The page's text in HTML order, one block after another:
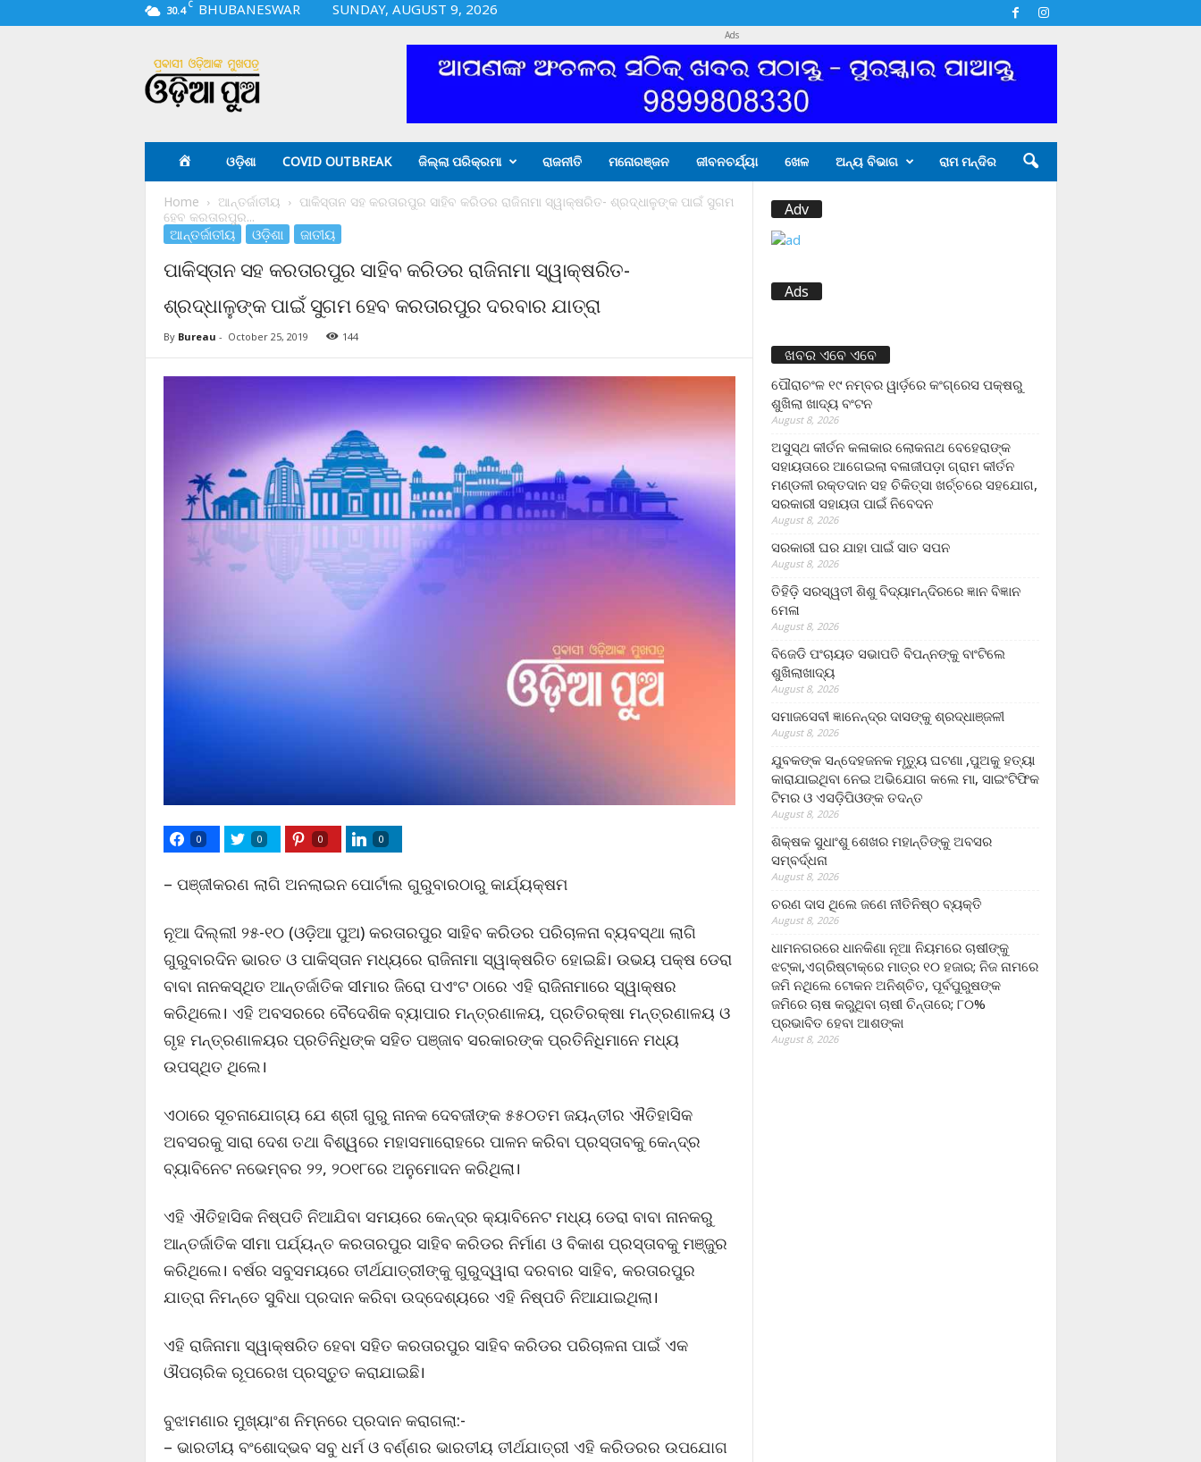
30.4 C BHUBANESWAR
SUNDAY, AUGUST 9, 2026
i
a
Ads
ଓଡ଼ିଶା COVID OUTBREAK ଜିଲ୍ଲା ପରିକ୍ରମା ରାଜନୀତି ମନୋରଞ୍ଜନ ଜୀବନଚର୍ଯ୍ୟା ଖେଳ ଅନ୍ୟ ବିଭାଗ ରାମ ମନ୍ଦିର
Home ଆନ୍ତର୍ଜାତୀୟ
ପାକିସ୍ତାନ ସହ କରତାରପୁର ସାହିବ କରିଡର ରାଜିନାମା ସ୍ୱାକ୍ଷରିତ- ଶ୍ରଦ୍ଧାଳୁଙ୍କ ପାଇଁ ସୁଗମ
ହେବ କରତାରପୁର...
ଆନ୍ତର୍ଜାତୀୟ ଓଡ଼ିଶା ଜାତୀୟ
ପାକିସ୍ତାନ ସହ କରତାରପୁର ସାହିବ କରିଡର ରାଜିନାମା ସ୍ୱାକ୍ଷରିତ-
ଶ୍ରଦ୍ଧାଳୁଙ୍କ ପାଇଁ ସୁଗମ ହେବ କରତାରପୁର ଦରବାର ଯାତ୍ରା
By Bureau - October 25, 2019 144
0 0 0 0
– ପଞ୍ଜୀକରଣ ଲାଗି ଅନଲାଇନ ପୋର୍ଟାଲ ଗୁରୁବାରଠାରୁ କାର୍ଯ୍ୟକ୍ଷମ
ନୂଆ ଦିଲ୍ଲୀ ୨୫-୧୦ (ଓଡ଼ିଆ ପୁଅ) କରତାରପୁର ସାହିବ କରିଡର ପରିଚାଳନା ବ୍ୟବସ୍ଥା ଲାଗି
ଗୁରୁବାରଦିନ ଭାରତ ଓ ପାକିସ୍ତାନ ମଧ୍ୟରେ ରାଜିନାମା ସ୍ୱାକ୍ଷରିତ ହୋଇଛି। ଉଭୟ ପକ୍ଷ ଡେରା
ବାବା ନାନକସ୍ଥିତ ଆନ୍ତର୍ଜାତିକ ସୀମାର ଜିରୋ ପଏଂଟ ଠାରେ ଏହି ରାଜିନାମାରେ ସ୍ୱାକ୍ଷର
କରିଥିଲେ। ଏହି ଅବସରରେ ବୈଦେଶିକ ବ୍ୟାପାର ମନ୍ତ୍ରଣାଳୟ, ପ୍ରତିରକ୍ଷା ମନ୍ତ୍ରଣାଳୟ ଓ
ଗୃହ ମନ୍ତ୍ରଣାଳୟର ପ୍ରତିନିଧିଙ୍କ ସହିତ ପଞ୍ଜାବ ସରକାରଙ୍କ ପ୍ରତିନିଧିମାନେ ମଧ୍ୟ
ଉପସ୍ଥିତ ଥିଲେ।
ଏଠାରେ ସୂଚନାଯୋଗ୍ୟ ଯେ ଶ୍ରୀ ଗୁରୁ ନାନକ ଦେବଜୀଙ୍କ ୫୫୦ତମ ଜୟନ୍ତୀର ଐତିହାସିକ
ଅବସରକୁ ସାରା ଦେଶ ତଥା ବିଶ୍ୱରେ ମହାସମାରୋହରେ ପାଳନ କରିବା ପ୍ରସ୍ତାବକୁ କେନ୍ଦ୍ର
ବ୍ୟାବିନେଟ ନଭେମ୍ବର ୨୨, ୨୦୧୮ରେ ଅନୁମୋଦନ କରିଥିଲା।
ଏହି ଐତିହାସିକ ନିଷ୍ପତି ନିଆଯିବା ସମୟରେ କେନ୍ଦ୍ର କ୍ୟାବିନେଟ ମଧ୍ୟ ଡେରା ବାବା ନାନକରୁ
ଆନ୍ତର୍ଜାତିକ ସୀମା ପର୍ଯ୍ୟନ୍ତ କରତାରପୁର ସାହିବ କରିଡର ନିର୍ମାଣ ଓ ବିକାଶ ପ୍ରସ୍ତାବକୁ ମଞ୍ଜୁର
କରିଥିଲେ। ବର୍ଷର ସବୁସମୟରେ ତୀର୍ଥଯାତ୍ରୀଙ୍କୁ ଗୁରୁଦ୍ୱାରା ଦରବାର ସାହିବ, କରତାରପୁର
ଯାତ୍ରା ନିମନ୍ତେ ସୁବିଧା ପ୍ରଦାନ କରିବା ଉଦ୍ଦେଶ୍ୟରେ ଏହି ନିଷ୍ପତି ନିଆଯାଇଥିଲା।
ଏହି ରାଜିନାମା ସ୍ୱାକ୍ଷରିତ ହେବା ସହିତ କରତାରପୁର ସାହିବ କରିଡର ପରିଚାଳନା ପାଇଁ ଏକ
ଔପଚାରିକ ରୂପରେଖ ପ୍ରସ୍ତୁତ କରାଯାଇଛି।
ବୁଝାମଣାର ମୁଖ୍ୟାଂଶ ନିମ୍ନରେ ପ୍ରଦାନ କରାଗଲା:-
– ଭାରତୀୟ ବଂଶୋଦ୍ଭବ ସବୁ ଧର୍ମ ଓ ବର୍ଣ୍ଣର ଭାରତୀୟ ତୀର୍ଥଯାତ୍ରୀ ଏହି କରିଡରର ଉପଯୋଗ
Adv
Ads
ଖବର ଏବେ ଏବେ
ପୌରାଚଂଳ ୧୯ ନମ୍ବର ୱାର୍ଡ଼ରେ କଂଗ୍ରେସ ପକ୍ଷରୁ
ଶୁଖିଲା ଖାଦ୍ୟ ବଂଟନ
August 8, 2026
ଅସୁସ୍ଥ କୀର୍ତନ କଳାକାର ଲୋକନାଥ ବେହେରାଙ୍କ
ସହାୟତାରେ ଆଗେଇଲା ବଳାଜୀପଡ଼ା ଗ୍ରାମ କୀର୍ତନ
ମଣ୍ଡଳୀ ରକ୍ତଦାନ ସହ ଚିକିତ୍ସା ଖର୍ଚ୍ଚରେ ସହଯୋଗ,
ସରକାରୀ ସହାୟତା ପାଇଁ ନିବେଦନ
August 8, 2026
ସରକାରୀ ଘର ଯାହା ପାଇଁ ସାତ ସପନ
August 8, 2026
ତିହିଡି଼ ସରସ୍ୱତୀ ଶିଶୁ ବିଦ୍ୟାମନ୍ଦିରରେ ଜ୍ଞାନ ବିଜ୍ଞାନ
ମେଳା
August 8, 2026
ବିଜେଡି ପଂଚାୟତ ସଭାପତି ବିପନ୍ନଙ୍କୁ ବାଂଟିଲେ
ଶୁଖିଲାଖାଦ୍ୟ
August 8, 2026
ସମାଜସେବୀ ଜ୍ଞାନେନ୍ଦ୍ର ଦାସଙ୍କୁ ଶ୍ରଦ୍ଧାଞ୍ଜଳୀ
August 8, 2026
ଯୁବକଙ୍କ ସନ୍ଦେହଜନକ ମୃତ୍ୟୁ ଘଟଣା ,ପୁଅକୁ ହତ୍ୟା
କାରାଯାଇଥିବା ନେଇ ଅଭିଯୋଗ କଲେ ମା, ସାଇଂଟିଫିକ
ଟିମର ଓ ଏସଡ଼ିପିଓଙ୍କ ତଦନ୍ତ
August 8, 2026
ଶିକ୍ଷକ ସୁଧାଂଶୁ ଶେଖର ମହାନ୍ତିଙ୍କୁ ଅବସର
ସମ୍ବର୍ଦ୍ଧନା
August 8, 2026
ଚରଣ ଦାସ ଥିଲେ ଜଣେ ନୀତିନିଷ୍ଠ ବ୍ୟକ୍ତି
August 8, 2026
ଧାମନଗରରେ ଧାନକିଣା ନୂଆ ନିୟମରେ ଚାଷୀଙ୍କୁ
ଝଟ୍‌କା,ଏଗ୍ରିଷ୍ଟାକ୍‌ରେ ମାତ୍ର ୧୦ ହଜାର; ନିଜ ନାମରେ
ଜମି ନଥିଲେ ଟୋକନ ଅନିଶ୍ଚିତ, ପୂର୍ବପୁରୁଷଙ୍କ
ଜମିରେ ଚାଷ କରୁଥିବା ଚାଷୀ ଚିନ୍ତାରେ; ୮୦%
ପ୍ରଭାବିତ ହେବା ଆଶଙ୍କା
August 8, 2026